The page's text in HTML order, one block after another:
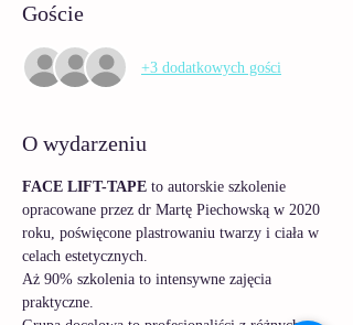
Goście
+3 dodatkowych gości
O wydarzeniu
FACE LIFT-TAPE to autorskie szkolenie
opracowane przez dr Martę Piechowską w 2020
roku, poświęcone plastrowaniu twarzy i ciała w
celach estetycznych.
Aż 90% szkolenia to intensywne zajęcia
praktyczne.